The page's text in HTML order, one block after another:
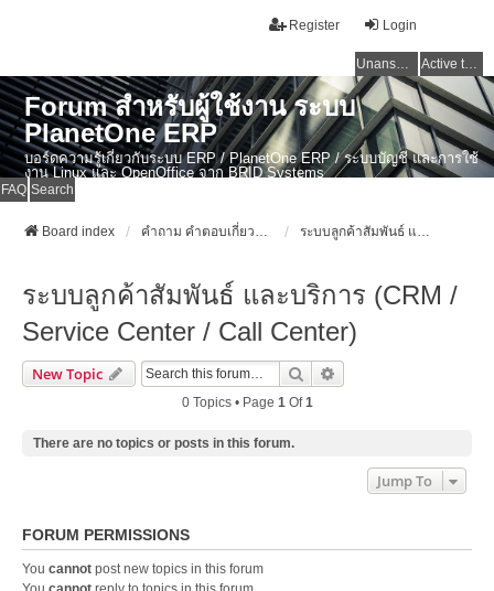
Login
Register
Unanswered topics Active topics
Forum สำหรับผู้ใช้งาน ระบบ
PlanetOne ERP
บอร์ดความรู้เกี่ยวกับระบบ ERP / PlanetOne ERP / ระบบบัญชี และการใช้
งาน Linux และ OpenOffice จาก BRID Systems
FAQ Search
Board index คำถาม คำตอบเกี่ยวกับระบบ ไทย ERP: AdvanceBusinessSystem - PlanetOne และ ERP ระบบบัญชี ระบบลูกค้าสัมพันธ์ และบริการ (CRM / Service Center / Call Center)
ระบบลูกค้าสัมพันธ์ และบริการ (CRM /
Service Center / Call Center)
New Topic Search
0 Topics • Page 1Of1
There are no topics or posts in this forum.
Jump To
FORUM PERMISSIONS
You cannot post new topics in this forum